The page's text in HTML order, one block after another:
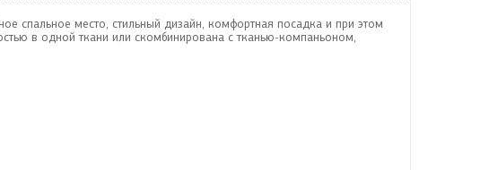
спальное место, стильный дизайн, комфортная посадка и при этом
в одной ткани или скомбинирована с тканью-компаньоном,